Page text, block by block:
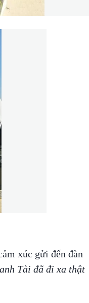
xúc gửi đến đàn
Tài đã đi xa thật